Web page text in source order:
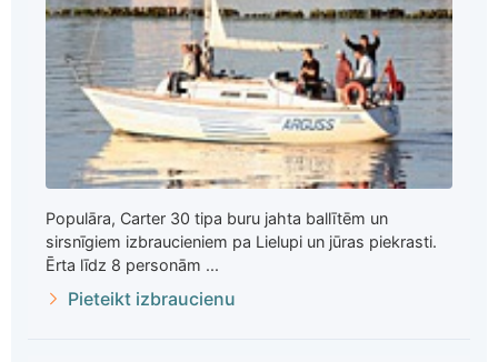
Populāra, Carter 30 tipa buru jahta ballītēm un
sirsnīgiem izbraucieniem pa Lielupi un jūras piekrasti.
Ērta līdz 8 personām ...
Pieteikt izbraucienu